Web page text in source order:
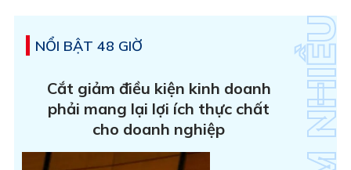
NỔI BẬT 48 GIỜ
Cắt giảm điều kiện kinh doanh
phải mang lại lợi ích thực chất
cho doanh nghiệp